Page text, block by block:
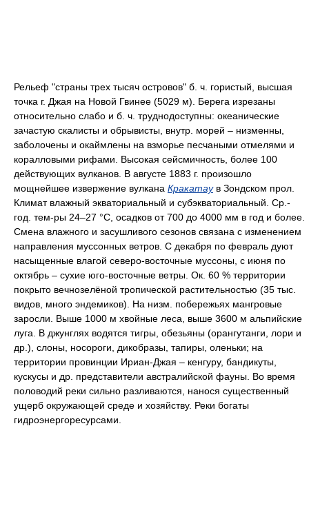
Рельеф "страны трех тысяч островов" б. ч. гористый, высшая
точка г. Джая на Новой Гвинее (5029 м). Берега изрезаны
относительно слабо и б. ч. труднодоступны: океанические
зачастую скалисты и обрывисты, внутр. морей – низменны,
заболочены и окаймлены на взморье песчаными отмелями и
коралловыми рифами. Высокая сейсмичность, более 100
действующих вулканов. В августе 1883 г. произошло
мощнейшее извержение вулкана Кракатаув Зондском прол.
Климат влажный экваториальный и субэкваториальный. Ср.-
год. тем-ры 24–27 °С, осадков от 700 до 4000 мм в год и более.
Смена влажного и засушливого сезонов связана с изменением
направления муссонных ветров. С декабря по февраль дуют
насыщенные влагой северо-восточные муссоны, с июня по
октябрь – сухие юго-восточные ветры. Ок. 60 % территории
покрыто вечнозелёной тропической растительностью (35 тыс.
видов, много эндемиков). На низм. побережьях мангровые
заросли. Выше 1000 м хвойные леса, выше 3600 м альпийские
луга. В джунглях водятся тигры, обезьяны (орангутанги, лори и
др.), слоны, носороги, дикобразы, тапиры, оленьки; на
территории провинции Ириан-Джая – кенгуру, бандикуты,
кускусы и др. представители австралийской фауны. Во время
половодий реки сильно разливаются, нанося существенный
ущерб окружающей среде и хозяйству. Реки богаты
гидроэнергоресурсами.